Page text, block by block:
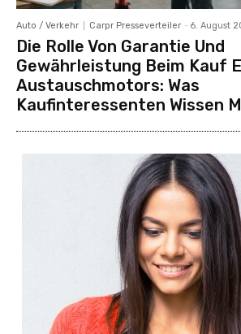
Auto / Verkehr Carpr Presseverteiler - 6. August
Die Rolle Von Garantie Und
Gewährleistung Beim Kauf
Austauschmotors: Was
Kaufinteressenten Wissen